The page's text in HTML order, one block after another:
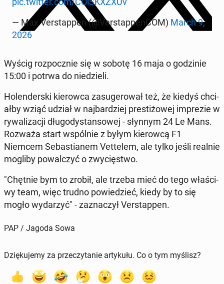
— Max Ver­stap­pen (@Ver­stap­pen­COM) March 9,
2026
Wyścig rozpocznie się w sobotę 16 maja o godzinie
15:00 i potrwa do niedzieli.
Holen­der­s­ki kierow­ca za­sug­erował też, że kiedyś chci­
ał­by wziąć udział w na­jbardziej prestiżowej im­prezie w
ry­wal­iza­cji dłu­godys­tan­sowej - słynnym 24 Le Mans.
Rozważa start wspól­nie z byłym kierow­cą F1
Niemcem Se­bas­tianem Vet­telem, ale tylko jeśli realnie
mogliby powal­czyć o zwycięst­wo.
"Chętnie bym to zrobił, ale trzeba mieć do tego właś­ci­
wy team, więc trudno powiedzieć, kiedy by to się
mogło wydarzyć" - za­z­naczył Ver­stap­pen.
PAP / Jagoda Sowa
Dziękujemy za przeczytanie artykułu. Co o tym myślisz?